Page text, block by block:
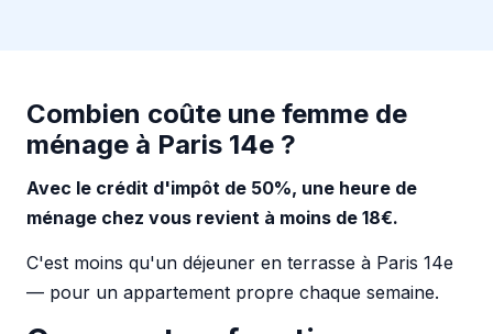
Combien coûte une femme de
ménage à Paris 14e ?
Avec le crédit d'impôt de 50%, une heure de
ménage chez vous revient à moins de 18€.
C'est moins qu'un déjeuner en terrasse à Paris 14e
— pour un appartement propre chaque semaine.